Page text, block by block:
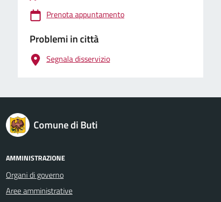
Prenota appuntamento
Problemi in città
Segnala disservizio
logo Unione Europea
Comune di Buti
AMMINISTRAZIONE
Organi di governo
Aree amministrative